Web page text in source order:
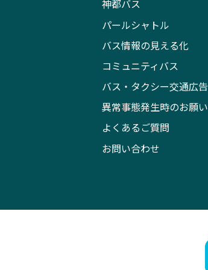
神都バス
パールシャトル
バス情報の見える化
コミュニティバス
バス・タクシー交通広告
異常事態発生時のお願い
よくあるご質問
お問い合わせ